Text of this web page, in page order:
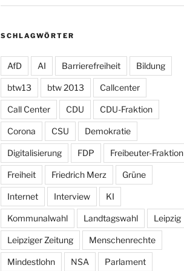
SCHLAGWÖRTER
AfD AI Barrierefreiheit Bildung
btw13 btw 2013 Callcenter
Call Center CDU CDU-Fraktion
Corona CSU Demokratie
Digitalisierung FDP Freibeuter-Fraktion
Freiheit Friedrich Merz Grüne
Internet Interview KI
Kommunalwahl Landtagswahl Leipzig
Leipziger Zeitung Menschenrechte
Mindestlohn NSA Parlament